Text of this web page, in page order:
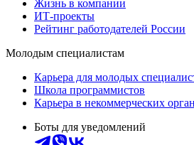
Жизнь в компании
ИТ-проекты
Рейтинг работодателей России
Молодым специалистам
Карьера для молодых
Школа программистов
Карьера в некоммерческих
Боты для уведомлений